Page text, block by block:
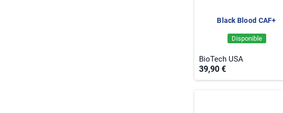
Black Blood CAF+
Disponible
BioTech USA
39,90 €